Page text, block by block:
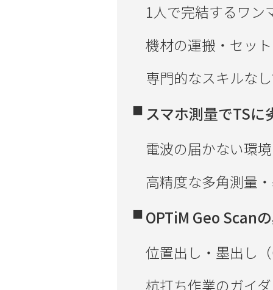
1人で完結するワン
機材の運搬・セッ
専門的なスキルな
スマホ測量でTS
電波の届かない環
高精度な多角測量
OPTiM Geo Scan
位置出し・墨出し
杭打ち作業のガイ